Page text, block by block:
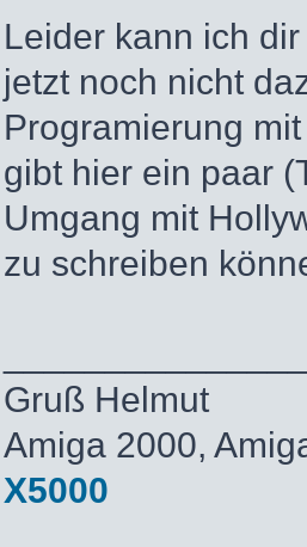
Leider kann ich
jetzt noch nicht
Programierung
gibt hier ein paar
Umgang mit
zu schreiben
Gruß Helmut
Amiga 2000,
X5000